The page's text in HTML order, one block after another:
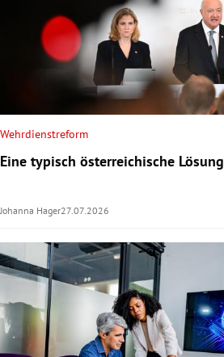
Wehrdienstreform
Eine typisch österreichische Lösung
Johanna Hager27.07.2026